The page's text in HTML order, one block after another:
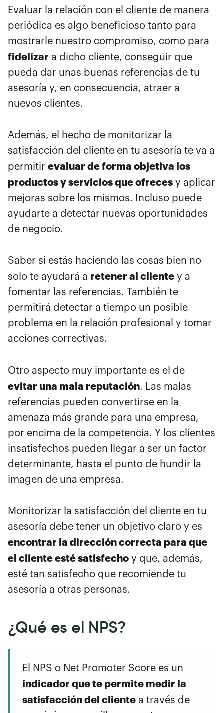
Evaluar la relación con el cliente de manera
periódica es algo beneficioso tanto para
mostrarle nuestro compromiso, como para
fidelizar a dicho cliente, conseguir que
pueda dar unas buenas referencias de tu
asesoría y, en consecuencia, atraer a
nuevos clientes.
Además, el hecho de monitorizar la
satisfacción del cliente en tu asesoría te va a
permitir evaluar de forma objetiva los
productos y servicios que ofreces y aplicar
mejoras sobre los mismos. Incluso puede
ayudarte a detectar nuevas oportunidades
de negocio.
Saber si estás haciendo las cosas bien no
solo te ayudará a retener al cliente y a
fomentar las referencias. También te
permitirá detectar a tiempo un posible
problema en la relación profesional y tomar
acciones correctivas.
Otro aspecto muy importante es el de
evitar una mala reputación. Las malas
referencias pueden convertirse en la
amenaza más grande para una empresa,
por encima de la competencia. Y los clientes
insatisfechos pueden llegar a ser un factor
determinante, hasta el punto de hundir la
imagen de una empresa.
Monitorizar la satisfacción del cliente en tu
asesoría debe tener un objetivo claro y es
encontrar la dirección correcta para que
el cliente esté satisfecho y que, además,
esté tan satisfecho que recomiende tu
asesoría a otras personas.
¿Qué es el NPS?
El NPS o Net Promoter Score es un
indicador que te permite medir la
satisfacción del cliente a través de